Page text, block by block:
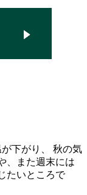
下がり、 秋の気
、また週末には
たいところで